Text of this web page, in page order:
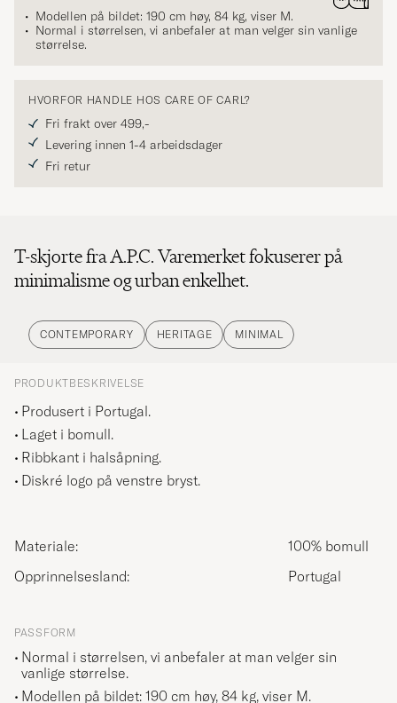
Modellen på bildet: 190 cm høy, 84 kg, viser M.
Normal i størrelsen, vi anbefaler at man velger sin vanlige
størrelse.
HVORFOR HANDLE HOS CARE OF CARL?
Fri frakt over 499,-
Levering innen 1-4 arbeidsdager
Fri retur
T-skjorte fra A.P.C. Varemerket fokuserer på
minimalisme og urban enkelhet.
CONTEMPORARY HERITAGE MINIMAL
PRODUKTBESKRIVELSE
Produsert i Portugal.
Laget i bomull.
Ribbkant i halsåpning.
Diskré logo på venstre bryst.
Materiale:
100% bomull
Opprinnelsesland:
Portugal
PASSFORM
Normal i størrelsen, vi anbefaler at man velger sin
vanlige størrelse.
Modellen på bildet: 190 cm høy, 84 kg, viser M.